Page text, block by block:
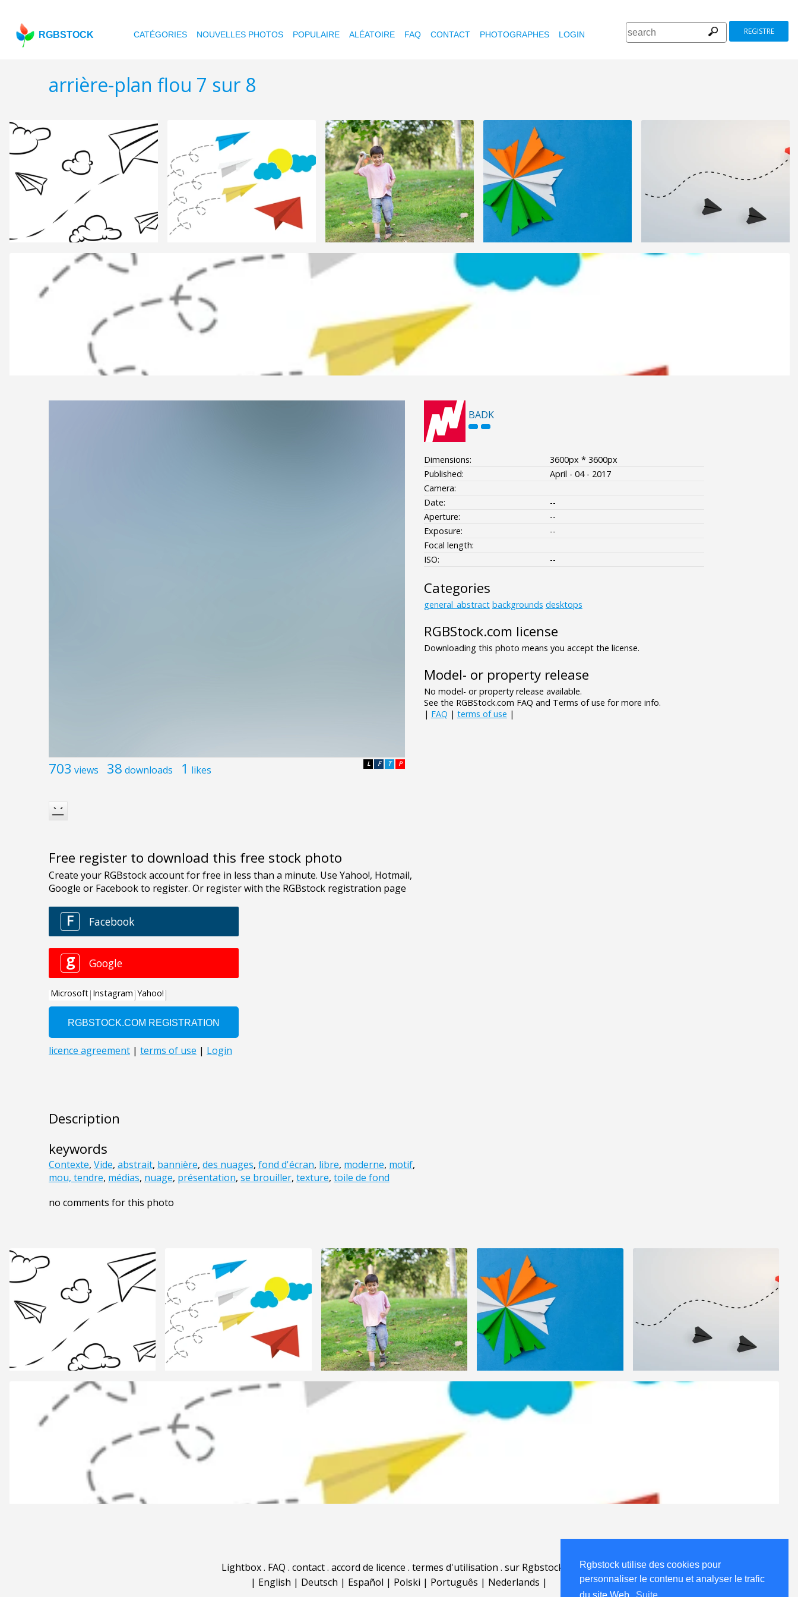
Rgbstock utilise des cookies pour
personnaliser le contenu et analyser le trafic
RGBSTOCK CATÉGORIES NOUVELLES PHOTOS POPULAIRE ALÉATOIRE FAQ CONTACT PHOTOGRAPHES LOGIN REGISTRE
arrière-plan flou 7 sur 8
703 views 38 downloads 1 likes P
T
F
L
Free register to download this free stock photo
Description
keywords
Contexte, Vide, abstrait, bannière, des nuages, fond d'écran, libre, moderne, motif,
mou, tendre, médias, nuage, présentation, se brouiller, texture, toile de fond
no comments for this photo
BADK
Dimensions:
3600px * 3600px
Published:
April - 04 - 2017
Camera:
Date:
--
Aperture:
--
Exposure:
--
Focal length:
ISO:
--
Categories
general_abstract backgrounds desktops
RGBStock.com license
Downloading this photo means you accept the license.
Model- or property release
No model- or property release available.
See the RGBStock.com FAQ and Terms of use for more info.
| FAQ | terms of use |
Lightbox. FAQ . contact. accord de licence . termes d'utilisation . sur Rgbstock.fr
| English | Deutsch | Español | Polski | Português | Nederlands |